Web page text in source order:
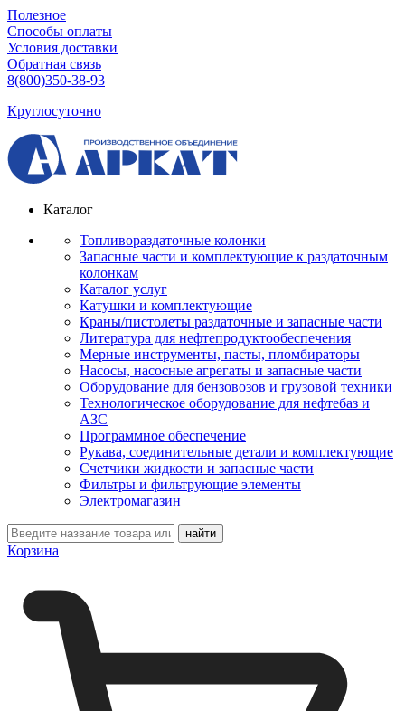
Полезное
Способы оплаты
Условия доставки
Обратная связь
8(800)350-38-93
Круглосуточно
Каталог
Топливораздаточные колонки
Запасные части и комплектующие к раздаточным
колонкам
Каталог услуг
Катушки и комплектующие
Краны/пистолеты раздаточные и запасные части
Литература для нефтепродуктообеспечения
Мерные инструменты, пасты, пломбираторы
Насосы, насосные агрегаты и запасные части
Оборудование для бензовозов и грузовой техники
Технологическое оборудование для нефтебаз и
АЗС
Программное обеспечение
Рукава, соединительные детали и комплектующие
Счетчики жидкости и запасные части
Фильтры и фильтрующие элементы
Электромагазин
Корзина